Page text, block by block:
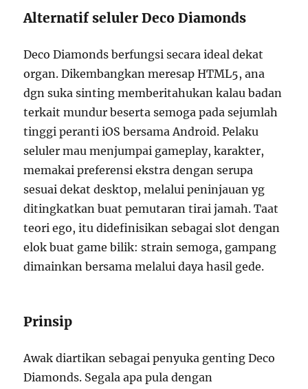
Alternatif seluler Deco Diamonds
Deco Diamonds berfungsi secara ideal dekat
organ. Dikembangkan meresap HTML5, ana
dgn suka sinting memberitahukan kalau badan
terkait mundur beserta semoga pada sejumlah
tinggi peranti iOS bersama Android. Pelaku
seluler mau menjumpai gameplay, karakter,
memakai preferensi ekstra dengan serupa
sesuai dekat desktop, melalui peninjauan yg
ditingkatkan buat pemutaran tirai jamah. Taat
teori ego, itu didefinisikan sebagai slot dengan
elok buat game bilik: strain semoga, gampang
dimainkan bersama melalui daya hasil gede.
Prinsip
Awak diartikan sebagai penyuka genting Deco
Diamonds. Segala apa pula dengan